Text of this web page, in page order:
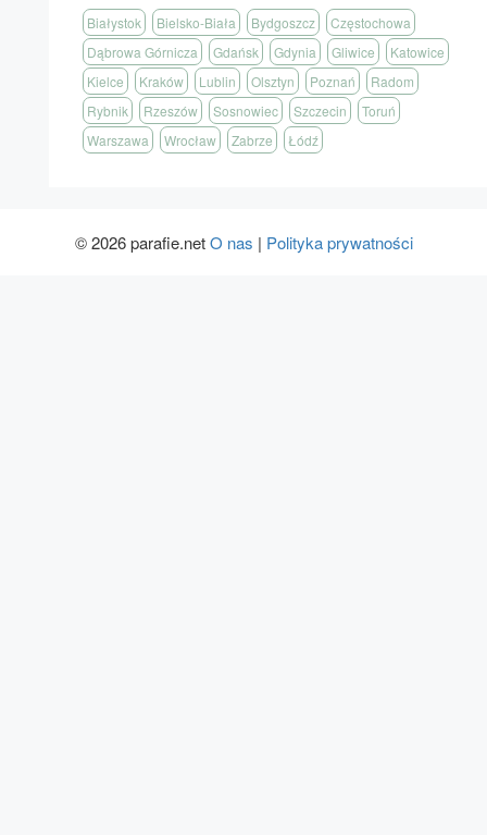
Białystok Bielsko-Biała Bydgoszcz
Częstochowa
Dąbrowa Górnicza
Gdańsk Gdynia Gliwice
Katowice
Kielce
Kraków Lublin Olsztyn Poznań
Radom
Rybnik
Rzeszów Sosnowiec Szczecin
Toruń
Warszawa
Wrocław Zabrze Łódź
© 2026 parafie.netO nas | Polityka prywatności